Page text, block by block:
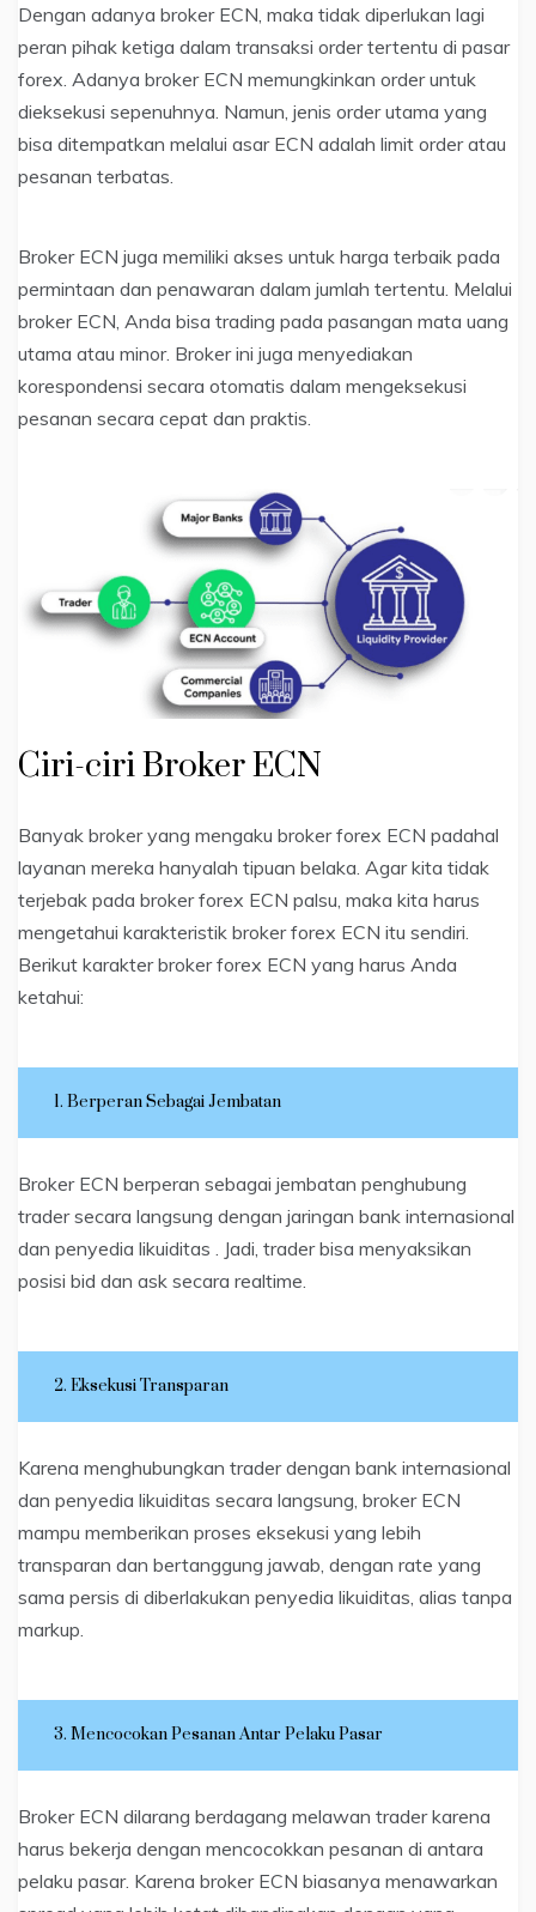
Dengan adanya broker ECN, maka tidak diperlukan lagi
peran pihak ketiga dalam transaksi order tertentu di pasar
forex. Adanya broker ECN memungkinkan order untuk
dieksekusi sepenuhnya. Namun, jenis order utama yang
bisa ditempatkan melalui asar ECN adalah limit order atau
pesanan terbatas.
Broker ECN juga memiliki akses untuk harga terbaik pada
permintaan dan penawaran dalam jumlah tertentu. Melalui
broker ECN, Anda bisa trading pada pasangan mata uang
utama atau minor. Broker ini juga menyediakan
korespondensi secara otomatis dalam mengeksekusi
pesanan secara cepat dan praktis.
Ciri-ciri Broker ECN
Banyak broker yang mengaku broker forex ECN padahal
layanan mereka hanyalah tipuan belaka. Agar kita tidak
terjebak pada broker forex ECN palsu, maka kita harus
mengetahui karakteristik broker forex ECN itu sendiri.
Berikut karakter broker forex ECN yang harus Anda
ketahui:
1. Berperan Sebagai Jembatan
Broker ECN berperan sebagai jembatan penghubung
trader secara langsung dengan jaringan bank internasional
dan penyedia likuiditas . Jadi, trader bisa menyaksikan
posisi bid dan ask secara realtime.
2. Eksekusi Transparan
Karena menghubungkan trader dengan bank internasional
dan penyedia likuiditas secara langsung, broker ECN
mampu memberikan proses eksekusi yang lebih
transparan dan bertanggung jawab, dengan rate yang
sama persis di diberlakukan penyedia likuiditas, alias tanpa
markup.
3. Mencocokan Pesanan Antar Pelaku Pasar
Broker ECN dilarang berdagang melawan trader karena
harus bekerja dengan mencocokkan pesanan di antara
pelaku pasar. Karena broker ECN biasanya menawarkan